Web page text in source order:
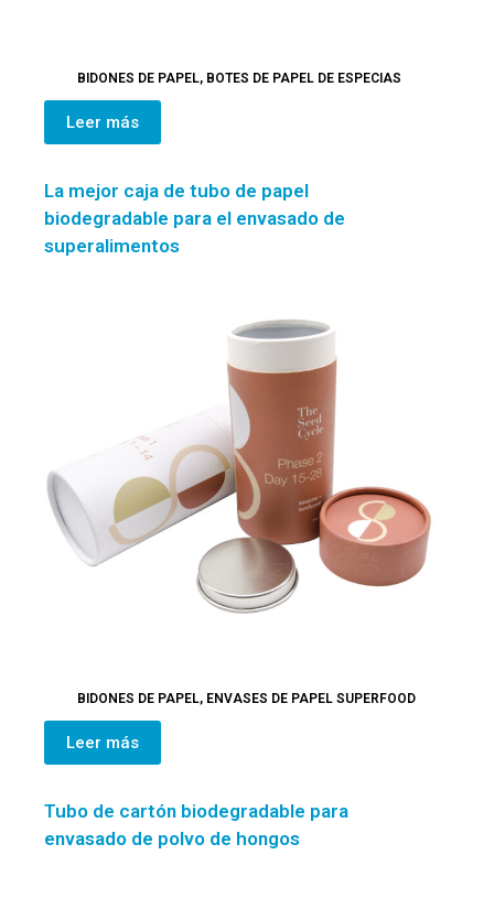
BIDONES DE PAPEL, BOTES DE PAPEL DE ESPECIAS
Leer más
La mejor caja de tubo de papel
biodegradable para el envasado de
superalimentos
BIDONES DE PAPEL, ENVASES DE PAPEL SUPERFOOD
Leer más
Tubo de cartón biodegradable para
envasado de polvo de hongos